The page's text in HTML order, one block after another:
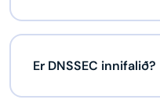
Er DNSSEC innifalið?